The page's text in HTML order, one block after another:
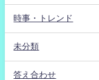
時事・トレンド
未分類
答え合わせ